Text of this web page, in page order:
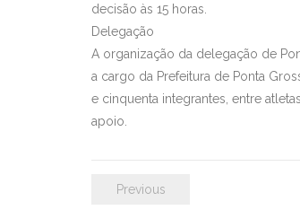
decisão às 15 horas.
Delegação
A organização da delegação de
a cargo da Prefeitura de Ponta
e cinquenta integrantes, entre
apoio.
Previous